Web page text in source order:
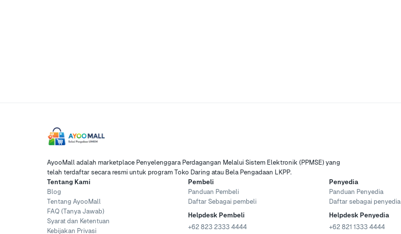
AyooMall adalah marketplace Penyelenggara Perdagangan Melalui Sistem Elektronik (PPMSE) yang
telah terdaftar secara resmi untuk program Toko Daring atau Bela Pengadaan LKPP.
Tentang Kami
Blog
Tentang AyooMall
FAQ (Tanya Jawab)
Syarat dan Ketentuan
Kebijakan Privasi
Pembeli
Panduan Pembeli
Daftar Sebagai pembeli
Helpdesk Pembeli
+62 823 2333 4444
Penyedia
Panduan Penyedia
Daftar sebagai penyedia
Helpdesk Penyedia
+62 821 1333 4444